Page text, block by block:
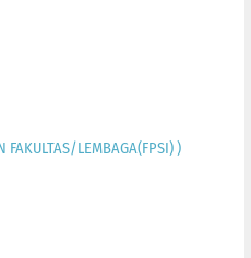
LEMBAGA(FPSI) )